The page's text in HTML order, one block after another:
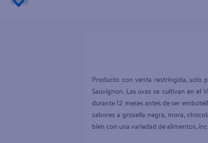
Producto con venta restringida, solo
Sauvignon. Las uvas se cultivan en el
durante 12 meses antes de ser
sabores a grosella negra, mora,
bien con una variedad de alimentos,